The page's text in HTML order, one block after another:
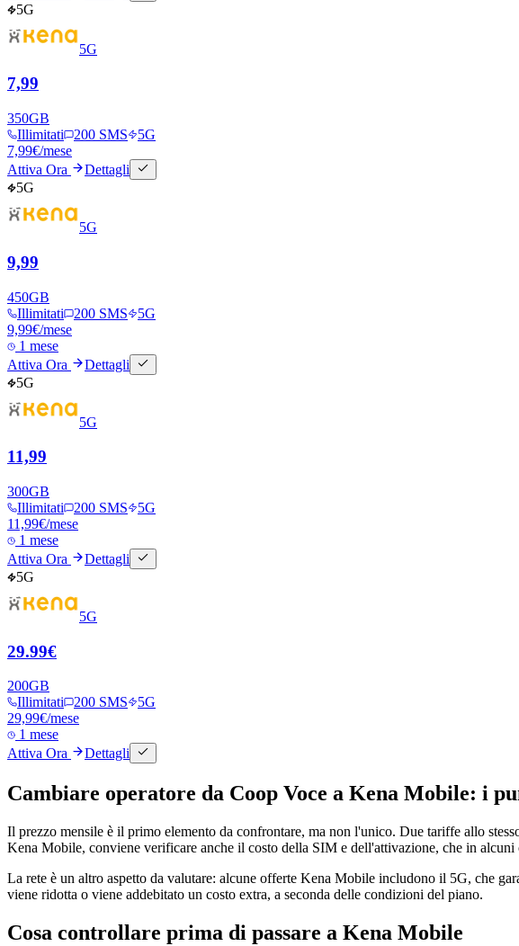
5G
5G
7,99
350GB
Illimitati
200 SMS
5G
7,99€/mese
Attiva Ora
Dettagli
5G
5G
9,99
450GB
Illimitati
200 SMS
5G
9,99€/mese
1 mese
Attiva Ora
Dettagli
5G
5G
11,99
300GB
Illimitati
200 SMS
5G
11,99€/mese
1 mese
Attiva Ora
Dettagli
5G
5G
29.99€
200GB
Illimitati
200 SMS
5G
29,99€/mese
1 mese
Attiva Ora
Dettagli
Cambiare operatore da Coop Voce a Kena Mobile: i
Il prezzo mensile è il primo elemento da confrontare, ma non l'unico. Due tariffe allo
Kena Mobile, conviene verificare anche il costo della SIM e dell'attivazione, che in
La rete è un altro aspetto da valutare: alcune offerte Kena Mobile includono il 5G, che
viene ridotta o viene addebitato un costo extra, a seconda delle condizioni del piano.
Cosa controllare prima di passare a Kena Mobile